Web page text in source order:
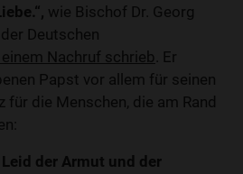
wie Bischof Dr. Georg
Deutschen
einem Nachruf schrieb . Er
Papst vor allem für seinen
für die Menschen, die am Rand
der Armut und der